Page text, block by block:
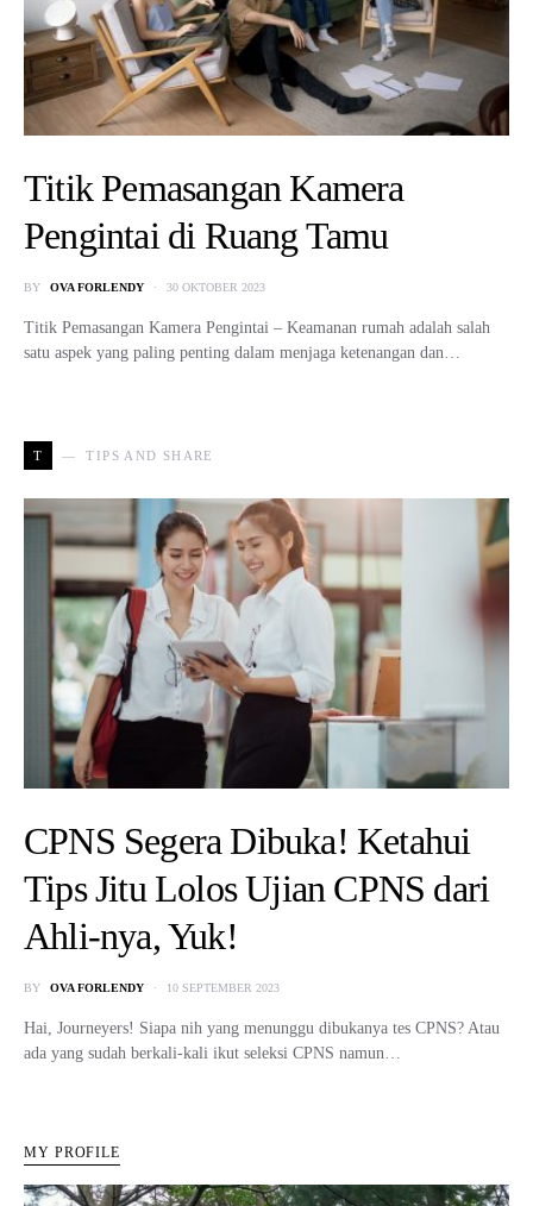
Titik Pemasangan Kamera
Pengintai di Ruang Tamu
BY OVA FORLENDY 30 OKTOBER 2023
Titik Pemasangan Kamera Pengintai – Keamanan rumah adalah salah
satu aspek yang paling penting dalam menjaga ketenangan dan…
T TIPS AND SHARE
CPNS Segera Dibuka! Ketahui
Tips Jitu Lolos Ujian CPNS dari
Ahli-nya, Yuk!
BY OVA FORLENDY 10 SEPTEMBER 2023
Hai, Journeyers! Siapa nih yang menunggu dibukanya tes CPNS? Atau
ada yang sudah berkali-kali ikut seleksi CPNS namun…
MY PROFILE